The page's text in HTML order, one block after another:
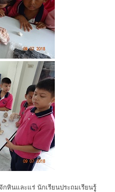
หินและแร่ นักเรียนประถมเรียนรูู้